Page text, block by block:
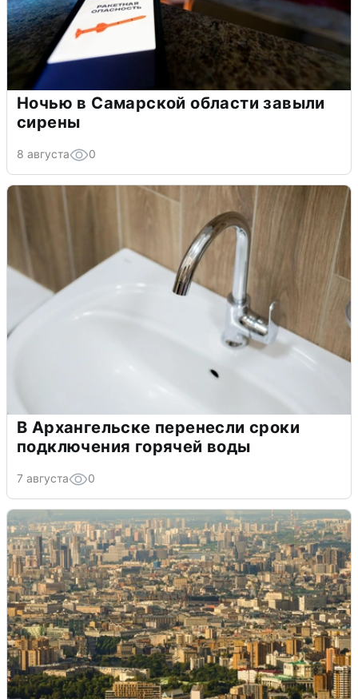
Ночью в Самарской области завыли
сирены
8 августа 0
В Архангельске перенесли сроки
подключения горячей воды
7 августа 0